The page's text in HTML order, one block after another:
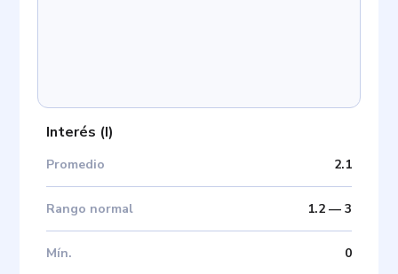
Interés (I)
Promedio 2.1
Rango normal 1.2— 3
Mín. 0